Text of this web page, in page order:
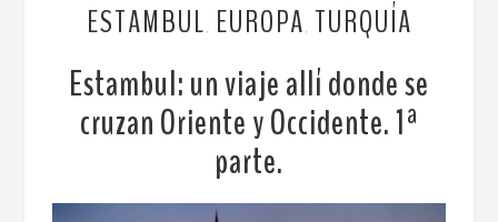
ESTAMBUL EUROPA TURQUÍA
Estambul: un viaje allí donde se
cruzan Oriente y Occidente. 1ª
parte.